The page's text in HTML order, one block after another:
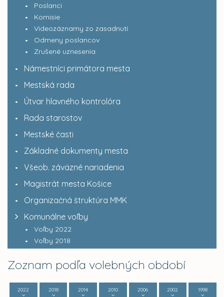
Poslanci
Komisie
Videozáznamy zo zasadnutí
Odmeny poslancov
Zrušené uznesenia
Námestníci primátora mesta
Mestská rada
Útvar hlavného kontrolóra
Rada starostov
Mestské časti
Základné dokumenty mesta
Všeob. záväzné nariadenia
Magistrát mesta Košice
Organizačná štruktúra MMK
Komunálne voľby
Voľby 2022
Voľby 2018
Zoznam podľa volebných období
2022
2018
2014
2010
2006
2002
1998